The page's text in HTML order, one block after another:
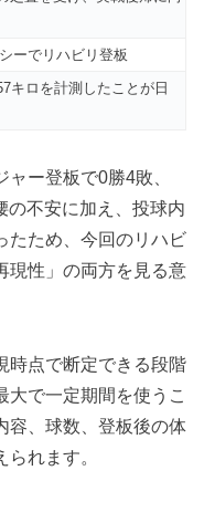
ーでリハビリ登板
キロを計測したことが日
ー登板で0勝4敗、
の不安に加え、投球内
たため、今回のリハビ
現性」の両方を見る意
時点で断定できる段階
大で一定期間を使うこ
容、球数、登板後の体
れます。